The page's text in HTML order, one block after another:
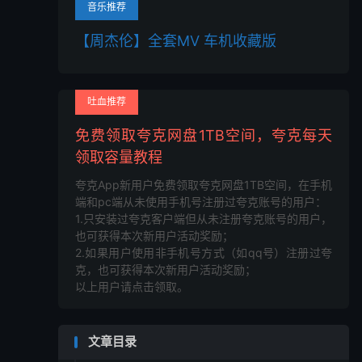
音乐推荐
【周杰伦】全套MV 车机收藏版
吐血推荐
免费领取夸克网盘1TB空间，夸克每天
领取容量教程
夸克App新用户免费领取夸克网盘1TB空间，在手机
端和pc端从未使用手机号注册过夸克账号的用户：
1.只安装过夸克客户端但从未注册夸克账号的用户，
也可获得本次新用户活动奖励；
2.如果用户使用非手机号方式（如qq号）注册过夸
克，也可获得本次新用户活动奖励；
以上用户请点击领取。
文章目录